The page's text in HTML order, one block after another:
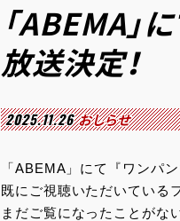
「ABEMA」
放送決定！
2025.11.26 おしらせ
「ABEMA」にて『ワンパ
既にご視聴いただいている
まだご覧になったことがな